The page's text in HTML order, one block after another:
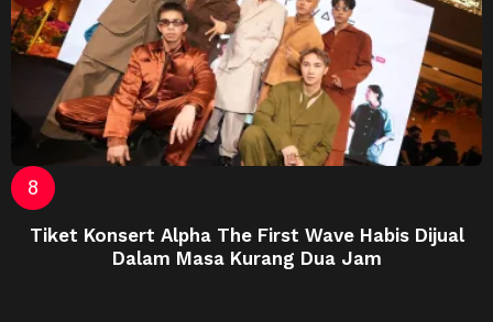
Tiket Konsert Alpha The First Wave Habis Dijual
Dalam Masa Kurang Dua Jam